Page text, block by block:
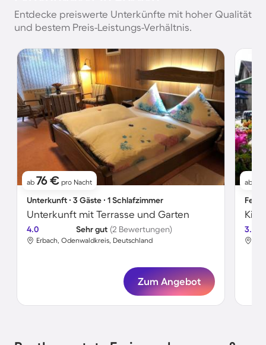
Entdecke preiswerte Unterkünfte mit hoher Qualität
und bestem Preis-Leistungs-Verhältnis.
ab 76 € pro Nacht
Unterkunft ∙ 3 Gäste ∙ 1 Schlafzimmer
Unterkunft mit Terrasse und Garten
4.0 Sehr gut (2 Bewertungen)
Erbach, Odenwaldkreis, Deutschland
Zum Angebot
ab
3.5